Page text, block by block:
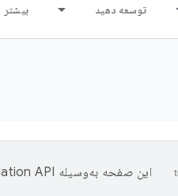
توسعه دهید بیشتر
این صفحه به‌وسیله